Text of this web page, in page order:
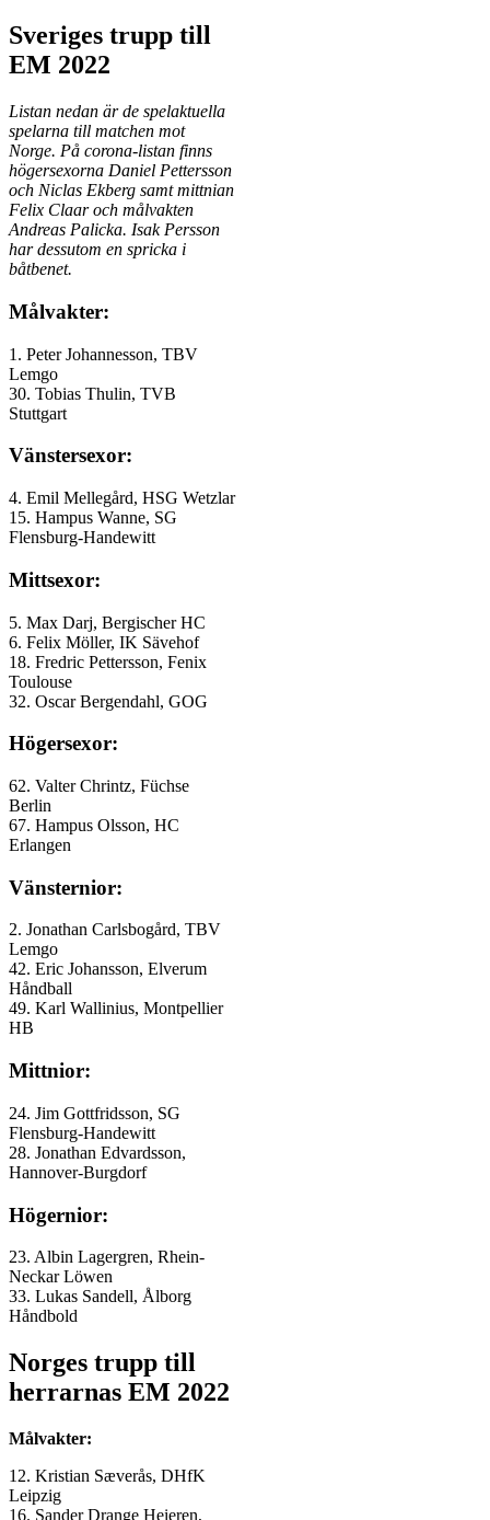
Sveriges trupp till
EM 2022
Listan nedan är de spelaktuella
spelarna till matchen mot
Norge. På corona-listan finns
högersexorna Daniel Pettersson
och Niclas Ekberg samt mittnian
Felix Claar och målvakten
Andreas Palicka. Isak Persson
har dessutom en spricka i
båtbenet.
Målvakter:
1. Peter Johannesson, TBV
Lemgo
30. Tobias Thulin, TVB
Stuttgart
Vänstersexor:
4. Emil Mellegård, HSG Wetzlar
15. Hampus Wanne, SG
Flensburg-Handewitt
Mittsexor:
5. Max Darj, Bergischer HC
6. Felix Möller, IK Sävehof
18. Fredric Pettersson, Fenix
Toulouse
32. Oscar Bergendahl, GOG
Högersexor:
62. Valter Chrintz, Füchse
Berlin
67. Hampus Olsson, HC
Erlangen
Vänsternior:
2. Jonathan Carlsbogård, TBV
Lemgo
42. Eric Johansson, Elverum
Håndball
49. Karl Wallinius, Montpellier
HB
Mittnior:
24. Jim Gottfridsson, SG
Flensburg-Handewitt
28. Jonathan Edvardsson,
Hannover-Burgdorf
Högernior:
23. Albin Lagergren, Rhein-
Neckar Löwen
33. Lukas Sandell, Ålborg
Håndbold
Norges trupp till
herrarnas EM 2022
Målvakter:
12. Kristian Sæverås, DHfK
Leipzig
16. Sander Drange Heieren,